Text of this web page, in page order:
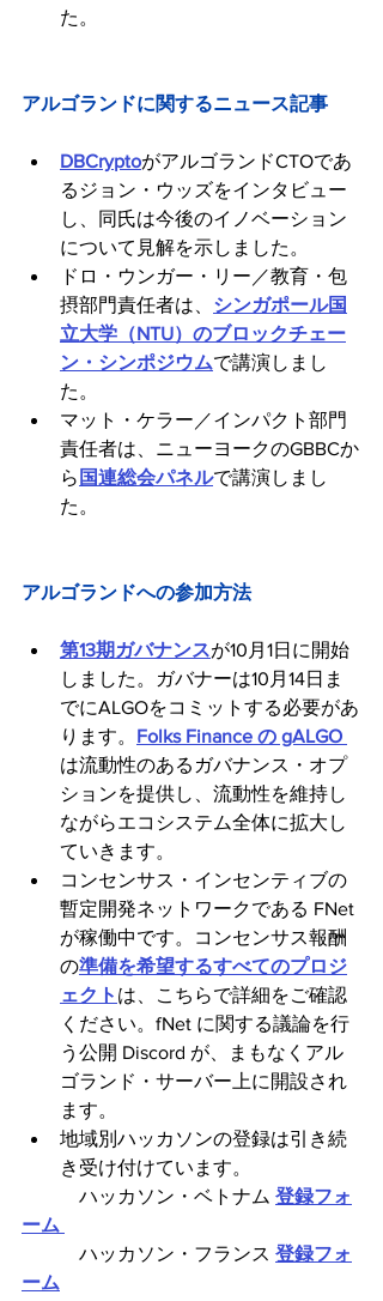
た。
アルゴランドに関するニュース記事
DBCryptoがアルゴランドCTOであ
るジョン・ウッズをインタビュー
し、同氏は今後のイノベーション
について見解を示しました。
ドロ・ウンガー・リー／教育・包
摂部門責任者は、 シンガポール国
立大学（NTU）のブロックチェー
ン・シンポジウムで講演しまし
た。
マット・ケラー／インパクト部門
責任者は、ニューヨークのGBBCか
ら 国連総会パネルで講演しまし
た。
アルゴランドへの参加方法
第13期ガバナンスが10月1日に開始
しました。ガバナーは10月14日ま
でにALGOをコミットする必要があ
ります。 Folks Finance の gALGO
は流動性のあるガバナンス・オプ
ションを提供し、流動性を維持し
ながらエコシステム全体に拡大し
ていきます。
コンセンサス・インセンティブの
暫定開発ネットワークである FNet
が稼働中です。コンセンサス報酬
の準備を希望するすべてのプロジ
ェクト は、こちらで詳細をご確認
ください。fNet に関する議論を行
う公開 Discord が、まもなくアル
ゴランド・サーバー上に開設され
ます。
地域別ハッカソンの登録は引き続
き受け付けています。
ハッカソン・ベトナム 登録フォ
ーム
ハッカソン・フランス 登録フォ
ーム